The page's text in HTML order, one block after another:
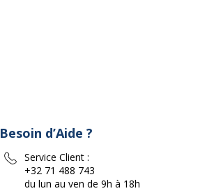
Besoin d’Aide ?
Service Client :
+32 71 488 743
du lun au ven de 9h à 18h